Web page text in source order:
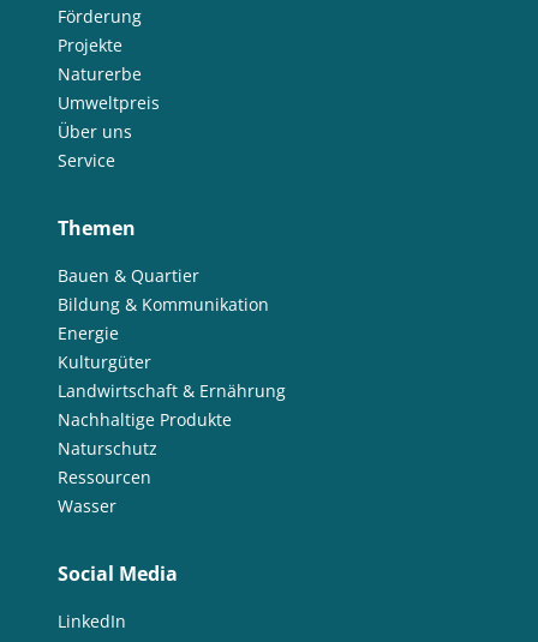
Förderung
Projekte
Naturerbe
Umweltpreis
Über uns
Service
Themen
Bauen & Quartier
Bildung & Kommunikation
Energie
Kulturgüter
Landwirtschaft & Ernährung
Nachhaltige Produkte
Naturschutz
Ressourcen
Wasser
Social Media
LinkedIn